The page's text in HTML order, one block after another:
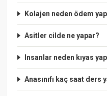
Kolajen neden ödem
Asitler cilde ne yapar?
Insanlar neden kıyas
Anasınıfı kaç saat ders